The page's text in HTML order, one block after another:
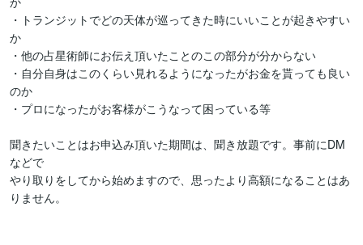
・トランジットでどの天体が巡ってきた時にいいことが起きやすい
か
・他の占星術師にお伝え頂いたことのこの部分が分からない
・自分自身はこのくらい見れるようになったがお金を貰っても良い
のか
・プロになったがお客様がこうなって困っている等
聞きたいことはお申込み頂いた期間は、聞き放題です。事前にDM
などで
やり取りをしてから始めますので、思ったより高額になることはあ
りません。